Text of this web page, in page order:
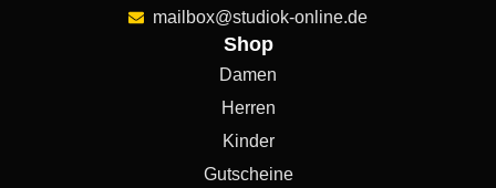
mailbox@studiok-online.de
Shop
Damen
Herren
Kinder
Gutscheine